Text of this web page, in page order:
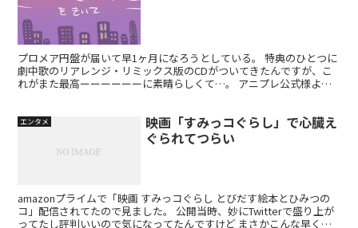
プロメア円盤が届いて早1ヶ月になろうとしている。 特典のひとつに
劇中歌のリアレンジ・リミックス版のCDがついてきたんですが、こ
れがまた最高ーーーーーーに素晴らしくて…。 アニプレ公式様より
エンタメ
映画「すみっコぐらし」で心臓え
ぐられてつらい
amazonプライムで「映画 すみっコぐらし とびだす絵本とひみつの
コ」配信されてたので見ました。 公開当時、妙にTwitterで盛り上が
ってたし評判いいので気になってたんですけど まさかこんな早く見